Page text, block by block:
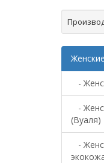
-
-
(Вуаля)
-